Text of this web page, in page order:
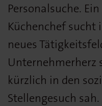
Personalsuche.
Küchenchef sucht
neues
Unternehmerherz
kürzlich in den
Stellengesuch